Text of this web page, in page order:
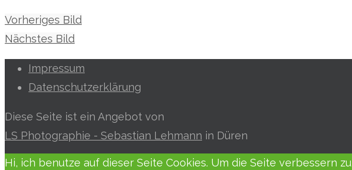
Vorheriges Bild
Nächstes Bild
Impressum
Datenschutzerklärung
Diese Seite ist ein Angebot von
LS Photographie - Sebastian Lehmann in Düren
Hi, ich benutze auf dieser Seite Cookies. Um die Seite verbessern